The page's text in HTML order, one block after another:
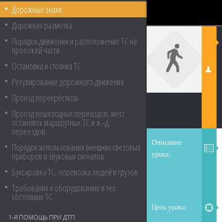
Дорожные знаки
Дорожная разметка
Порядок движения и расположение ТС на
проезжей части
Остановка и стоянка ТС
Регулирование дорожного движения
Проезд перекрёстков
Проезд пешеходных переходов, мест
остановок маршрутных ТС и ж.‑д.
переездов
Порядок использования внешних световых
приборов и звуковых сигналов
Буксировка ТС, перевозка людей и грузов
Требования к оборудованию и тех.
состоянию ТС
1‑Я ПОМОЩЬ ПРИ ДТП
Описание
урока:
Цель урока: